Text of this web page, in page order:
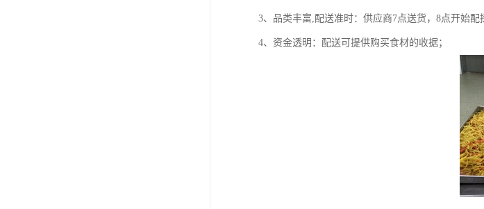
3、品类丰富,配送准时：供应商7点送货，8点开始配
4、资金透明：配送可提供购买食材的收据；